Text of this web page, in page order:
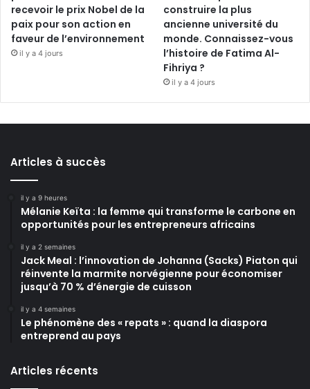
recevoir le prix Nobel de la
paix pour son action en
faveur de l’environnement
il y a 4 jours
construire la plus
ancienne université du
monde. Connaissez-vous
l’histoire de Fatima Al-
Fihriya ?
il y a 4 jours
Articles à succès
il y a 9 heures
Mélanie Keïta : la femme qui transforme le carbone en
opportunités pour les entrepreneurs africains
il y a 2 semaines
Jack Meal : l’innovation de Johanna (Sacks) Piaton qui
réinvente la marmite norvégienne pour économiser
jusqu’à 70 % d’énergie de cuisson
il y a 4 semaines
Le phénomène des « repats » : quand la diaspora
entreprend au pays
Articles récents